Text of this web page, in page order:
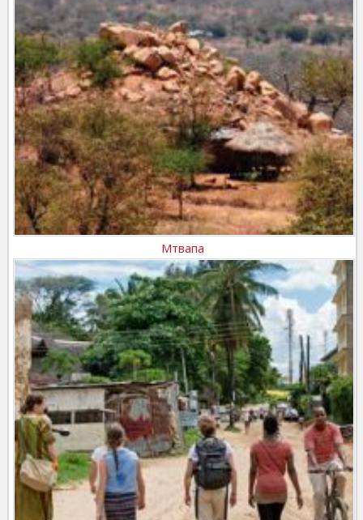
Мтвапа